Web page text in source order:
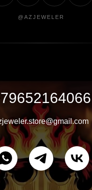
@AZJEWELER